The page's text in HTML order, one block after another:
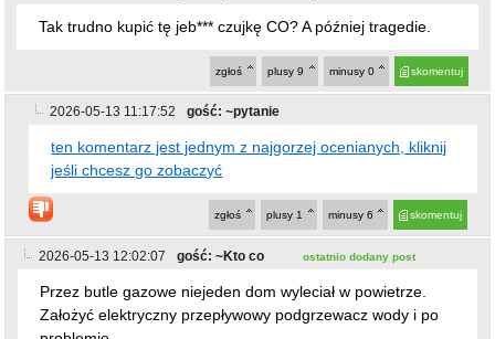
Tak trudno kupić tę jeb*** czujkę CO? A później tragedie.
skomentuj
minusy 0
plusy 9
zgłoś
2026-05-13 11:17:52 gość: ~pytanie
ten komentarz jest jednym z najgorzej ocenianych, kliknij
jeśli chcesz go zobaczyć
skomentuj
minusy 6
plusy 1
zgłoś
2026-05-13 12:02:07 gość: ~Kto co ostatnio dodany post
Przez butle gazowe niejeden dom wyleciał w powietrze.
Założyć elektryczny przepływowy podgrzewacz wody i po